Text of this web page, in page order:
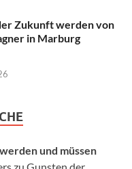
Zukunft werden von
in Marburg
und müssen